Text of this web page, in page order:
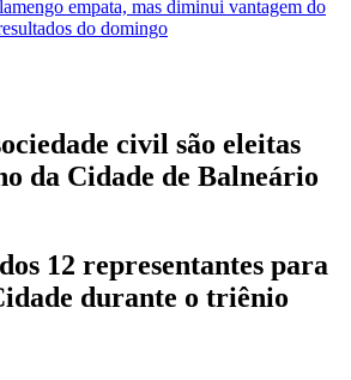
empata, mas diminui vantagem do
do domingo
civil são eleitas
da Cidade de Balneário
12 representantes para
durante o triênio